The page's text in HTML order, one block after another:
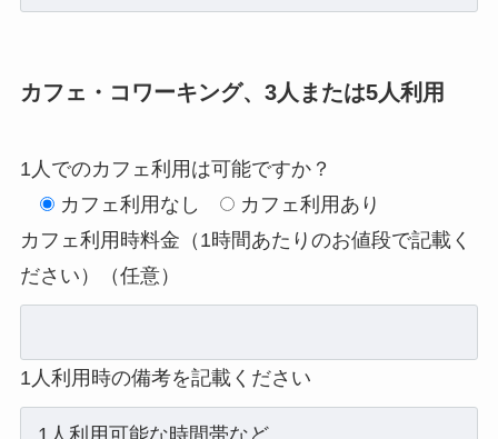
カフェ・コワーキング、3人または5人利用
1人でのカフェ利用は可能ですか？
カフェ利用なし
カフェ利用あり
カフェ利用時料金（1時間あたりのお値段で記載く
ださい）（任意）
1人利用時の備考を記載ください